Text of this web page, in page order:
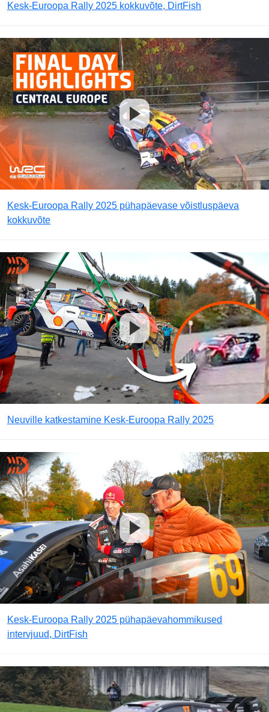
Kesk-Euroopa Rally 2025 kokkuvõte, DirtFish
Kesk-Euroopa Rally 2025 pühapäevase võistluspäeva
kokkuvõte
Neuville katkestamine Kesk-Euroopa Rally 2025
Kesk-Euroopa Rally 2025 pühapäevahommikused
intervjuud, DirtFish